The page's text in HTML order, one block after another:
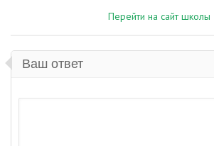
Перейти на сайт школы
Ваш ответ